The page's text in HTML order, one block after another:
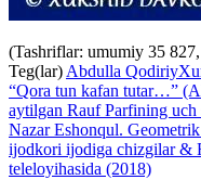
(Tashriflar: umumiy 35
Teg(lar)Abdulla Qodiriy
“Qora tun kafan tutar…”
aytilgan Rauf Parfining uch
Nazar Eshonqul.
ijodkori ijodiga chizgilar &
teleloyihasida (2018)